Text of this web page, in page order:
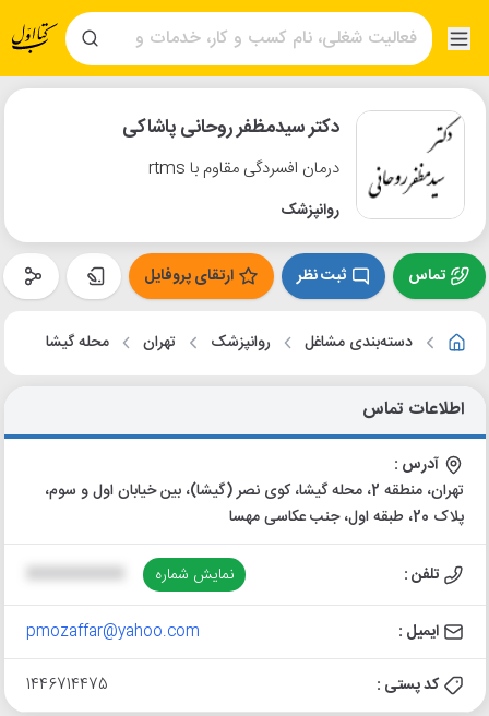
دکتر سیدمظفر روحانی پاشاکی
درمان افسردگی مقاوم با rtms
روانپزشک
تماس ثبت نظر ارتقای پروفایل
دسته‌بندی مشاغل روانپزشک تهران محله گیشا
اطلاعات تماس
آدرس :
تهران، منطقه 2، محله گیشا، کوی نصر (گیشا)، بین خیابان اول و سوم،
پلاک 20، طبقه اول، جنب عکاسی مهسا
تلفن : نمایش شماره
ایمیل : pmozaffar@yahoo.com
کد پستی : 1446714475